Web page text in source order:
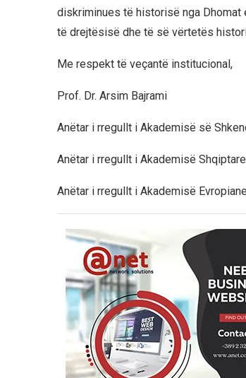
diskriminues të historisë nga Dhomat
të drejtësisë dhe të së vërtetës
Me respekt të veçantë institucional,
Prof. Dr. Arsim Bajrami
Anëtar i rregullt i Akademisë së
Anëtar i rregullt i Akademisë
Anëtar i rregullt i Akademisë